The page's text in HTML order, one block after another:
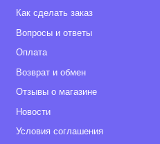
Как сделать заказ
Вопросы и ответы
Оплата
Возврат и обмен
Отзывы о магазине
Новости
Условия соглашения